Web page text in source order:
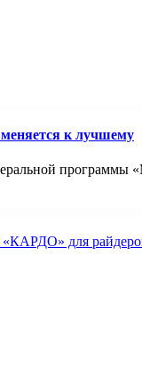
к лучшему
программы